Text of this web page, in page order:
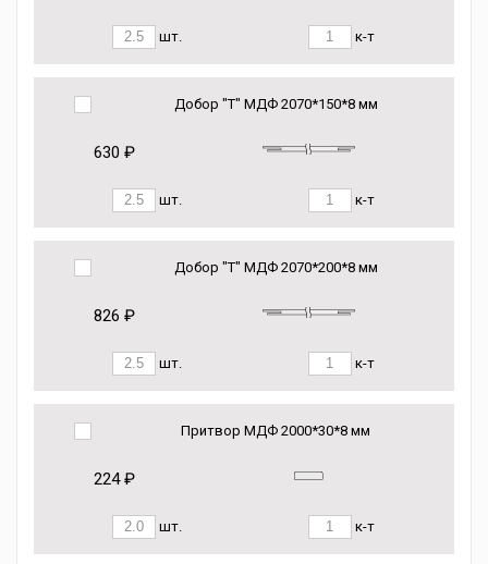
шт. к-т
Добор "Т" МДФ 2070*150*8 мм
630 ₽
шт. к-т
Добор "Т" МДФ 2070*200*8 мм
826 ₽
шт. к-т
Притвор МДФ 2000*30*8 мм
224 ₽
шт. к-т